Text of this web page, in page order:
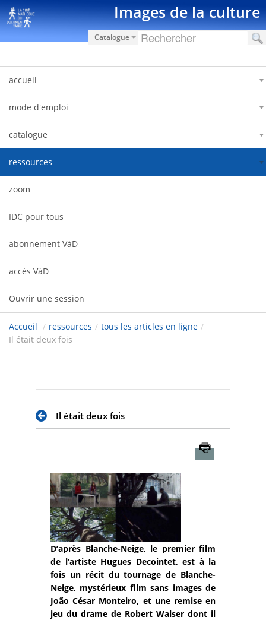
Saut au contenu Images de la culture
Catalogue
accueil
mode d'emploi
catalogue
ressources
zoom
IDC pour tous
abonnement VàD
accès VàD
Ouvrir une session
Accueil / ressources / tous les articles en ligne /
Il était deux fois
Il était deux fois
D’après Blanche-Neige, le premier film
de l’artiste Hugues Decointet, est à la
fois un récit du tournage de Blanche-
Neige, mystérieux film sans images de
João César Monteiro, et une remise en
jeu du drame de Robert Walser dont il